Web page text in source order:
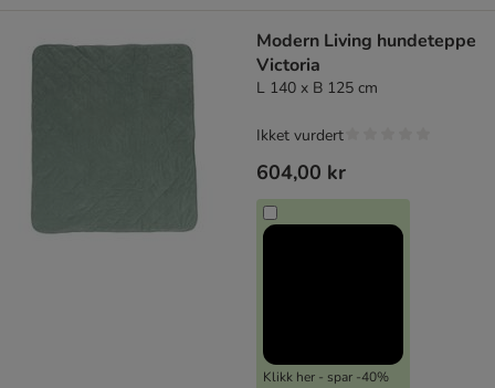
Modern Living hundeteppe
Victoria
L 140 x B 125 cm
604,00 kr
Klikk her - spar -40%
Ikket vurdert